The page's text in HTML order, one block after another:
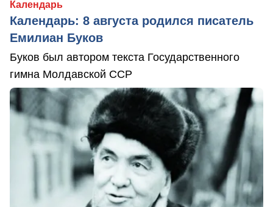
Календарь
Календарь: 8 августа родился писатель
Емилиан Буков
Буков был автором текста Государственного
гимна Молдавской ССР